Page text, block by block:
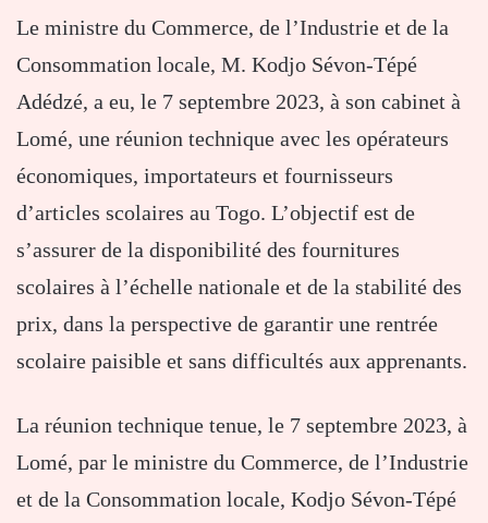
Le ministre du Commerce, de l’Industrie et de la
Consommation locale, M. Kodjo Sévon-Tépé
Adédzé, a eu, le 7 septembre 2023, à son cabinet à
Lomé, une réunion technique avec les opérateurs
économiques, importateurs et fournisseurs
d’articles scolaires au Togo. L’objectif est de
s’assurer de la disponibilité des fournitures
scolaires à l’échelle nationale et de la stabilité des
prix, dans la perspective de garantir une rentrée
scolaire paisible et sans difficultés aux apprenants.
La réunion technique tenue, le 7 septembre 2023, à
Lomé, par le ministre du Commerce, de l’Industrie
et de la Consommation locale, Kodjo Sévon-Tépé